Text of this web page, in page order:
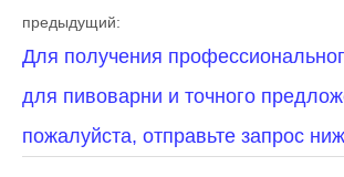
предыдущий:
Для получения
для пивоварни и точного
пожалуйста, отправьте запрос